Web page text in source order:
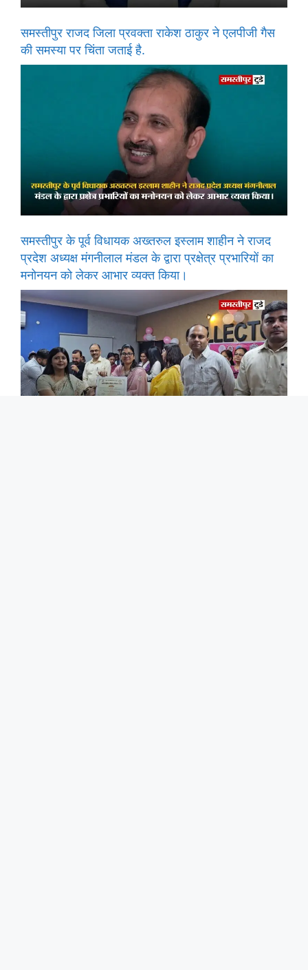
समस्तीपुर राजद जिला प्रवक्ता राकेश ठाकुर ने एलपीजी गैस
की समस्या पर चिंता जताई है.
समस्तीपुर के पूर्व विधायक अख्तरुल इस्लाम शाहीन ने राजद
प्रदेश अध्यक्ष मंगनीलाल मंडल के द्वारा प्रक्षेत्र प्रभारियों का
मनोनयन को लेकर आभार व्यक्त किया।